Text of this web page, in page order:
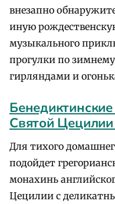
внезапно
иную
музыкального
прогулки по
гирляндами и
Святой
Для тихого
подойдет
монахинь
Цецилии с